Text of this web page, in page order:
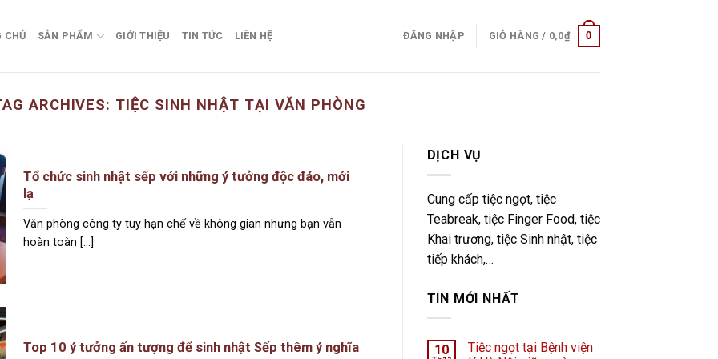
CHỦ SẢN PHẨM GIỚI THIỆU TIN TỨC LIÊN HỆ ĐĂNG NHẬP GIỎ HÀNG / 0,0₫ 0
ARCHIVES: TIỆC SINH NHẬT TẠI VĂN PHÒNG
Tổ chức sinh nhật sếp với những ý tưởng độc đáo, mới
lạ
Văn phòng công ty tuy hạn chế về không gian nhưng bạn vẫn
hoàn toàn [...]
Top 10 ý tưởng ấn tượng để sinh nhật Sếp thêm ý nghĩa
DỊCH VỤ
Cung cấp tiệc ngọt, tiệc
Teabreak, tiệc Finger Food, tiệc
Khai trương, tiệc Sinh nhật, tiệc
tiếp khách,…
TIN MỚI NHẤT
10
Tiệc ngọt tại Bệnh viện